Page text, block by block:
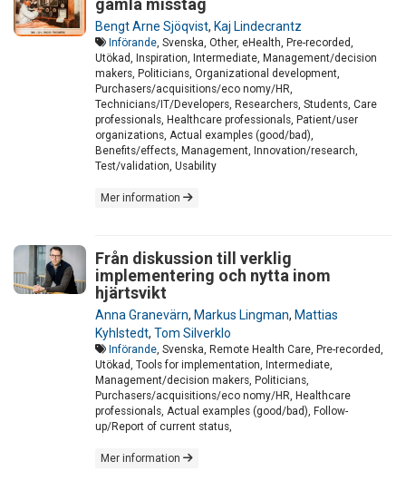
gamla misstag
Bengt Arne Sjöqvist, Kaj Lindecrantz
Införande, Svenska, Other, eHealth, Pre-recorded,
Utökad, Inspiration, Intermediate, Management/decision
makers, Politicians, Organizational development,
Purchasers/acquisitions/eco nomy/HR,
Technicians/IT/Developers, Researchers, Students, Care
professionals, Healthcare professionals, Patient/user
organizations, Actual examples (good/bad),
Benefits/effects, Management, Innovation/research,
Test/validation, Usability
Mer information
Från diskussion till verklig
implementering och nytta inom
hjärtsvikt
Anna Granevärn, Markus Lingman, Mattias
Kyhlstedt, Tom Silverklo
Införande, Svenska, Remote Health Care, Pre-recorded,
Utökad, Tools for implementation, Intermediate,
Management/decision makers, Politicians,
Purchasers/acquisitions/eco nomy/HR, Healthcare
professionals, Actual examples (good/bad), Follow-
up/Report of current status,
Mer information